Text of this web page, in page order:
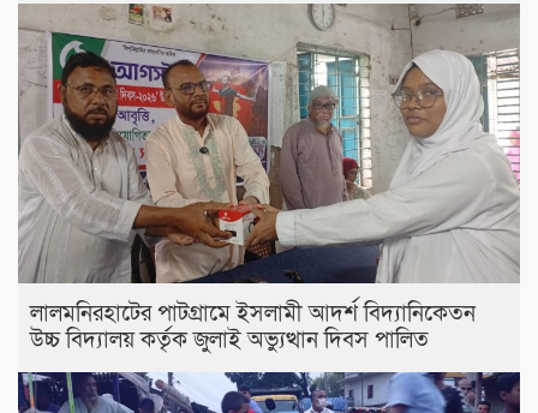
লালমনিরহাটের পাটগ্রামে ইসলামী আদর্শ বিদ্যানিকেতন
উচ্চ বিদ্যালয় কর্তৃক জুলাই অভ্যুত্থান দিবস পালিত